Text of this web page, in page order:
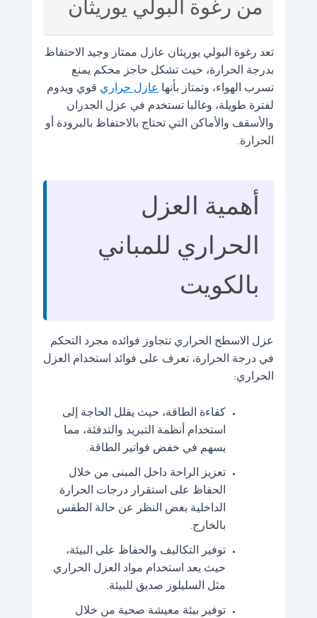
من رغوة البولي يوريثان
تعد رغوة البولي يوريثان عازل ممتاز وجيد الاحتفاظ
بدرجة الحرارة، حيث تشكل حاجز محكم يمنع
تسرب الهواء، وتمتاز بأنهاعازل حراري قوي ويدوم
لفترة طويلة، وغالبا تستخدم في عزل الجدران
والأسقف والأماكن التي تحتاج بالاحتفاظ بالبرودة أو
الحرارة.
أهمية العزل
الحراري للمباني
بالكويت
عزل الاسطح الحراري تتجاوز فوائده مجرد التحكم
في درجة الحرارة، تعرف على فوائد استخدام العزل
الحراري:
كفاءة الطاقة، حيث يقلل الحاجة إلى
استخدام أنظمة التبريد والتدفئة، مما
يسهم في خفض فواتير الطاقة.
تعزيز الراحة داخل المبنى من خلال
الحفاظ على استقرار درجات الحرارة
الداخلية بغض النظر عن حالة الطقس
بالخارج.
توفير التكاليف والحفاظ على البيئة،
حيث يعد استخدام مواد العزل الحراري
مثل السليلوز صديق للبيئة.
توفير بيئة معيشة صحية من خلال